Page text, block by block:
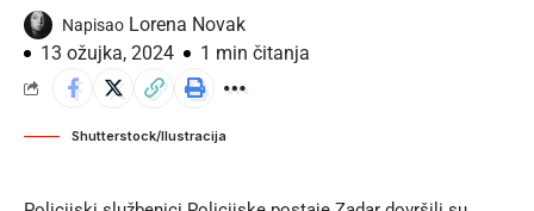
Napisao Lorena Novak
13 ožujka, 2024
1 min čitanja
Shutterstock/Ilustracija